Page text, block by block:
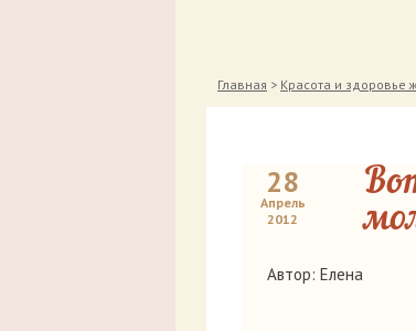
Главная > Красота и здоровье
28
Апрель
2012
Автор: Елена